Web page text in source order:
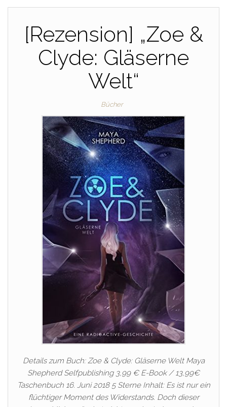
[Rezension] „Zoe &
Clyde: Gläserne
Welt“
Bücher
Details zum Buch: Zoe & Clyde: Gläserne Welt Maya
Shepherd Selfpublishing 3,99 € E-Book / 13,99€
Taschenbuch 16. Juni 2018 5 Sterne Inhalt: Es ist nur ein
flüchtiger Moment des Widerstands. Doch dieser